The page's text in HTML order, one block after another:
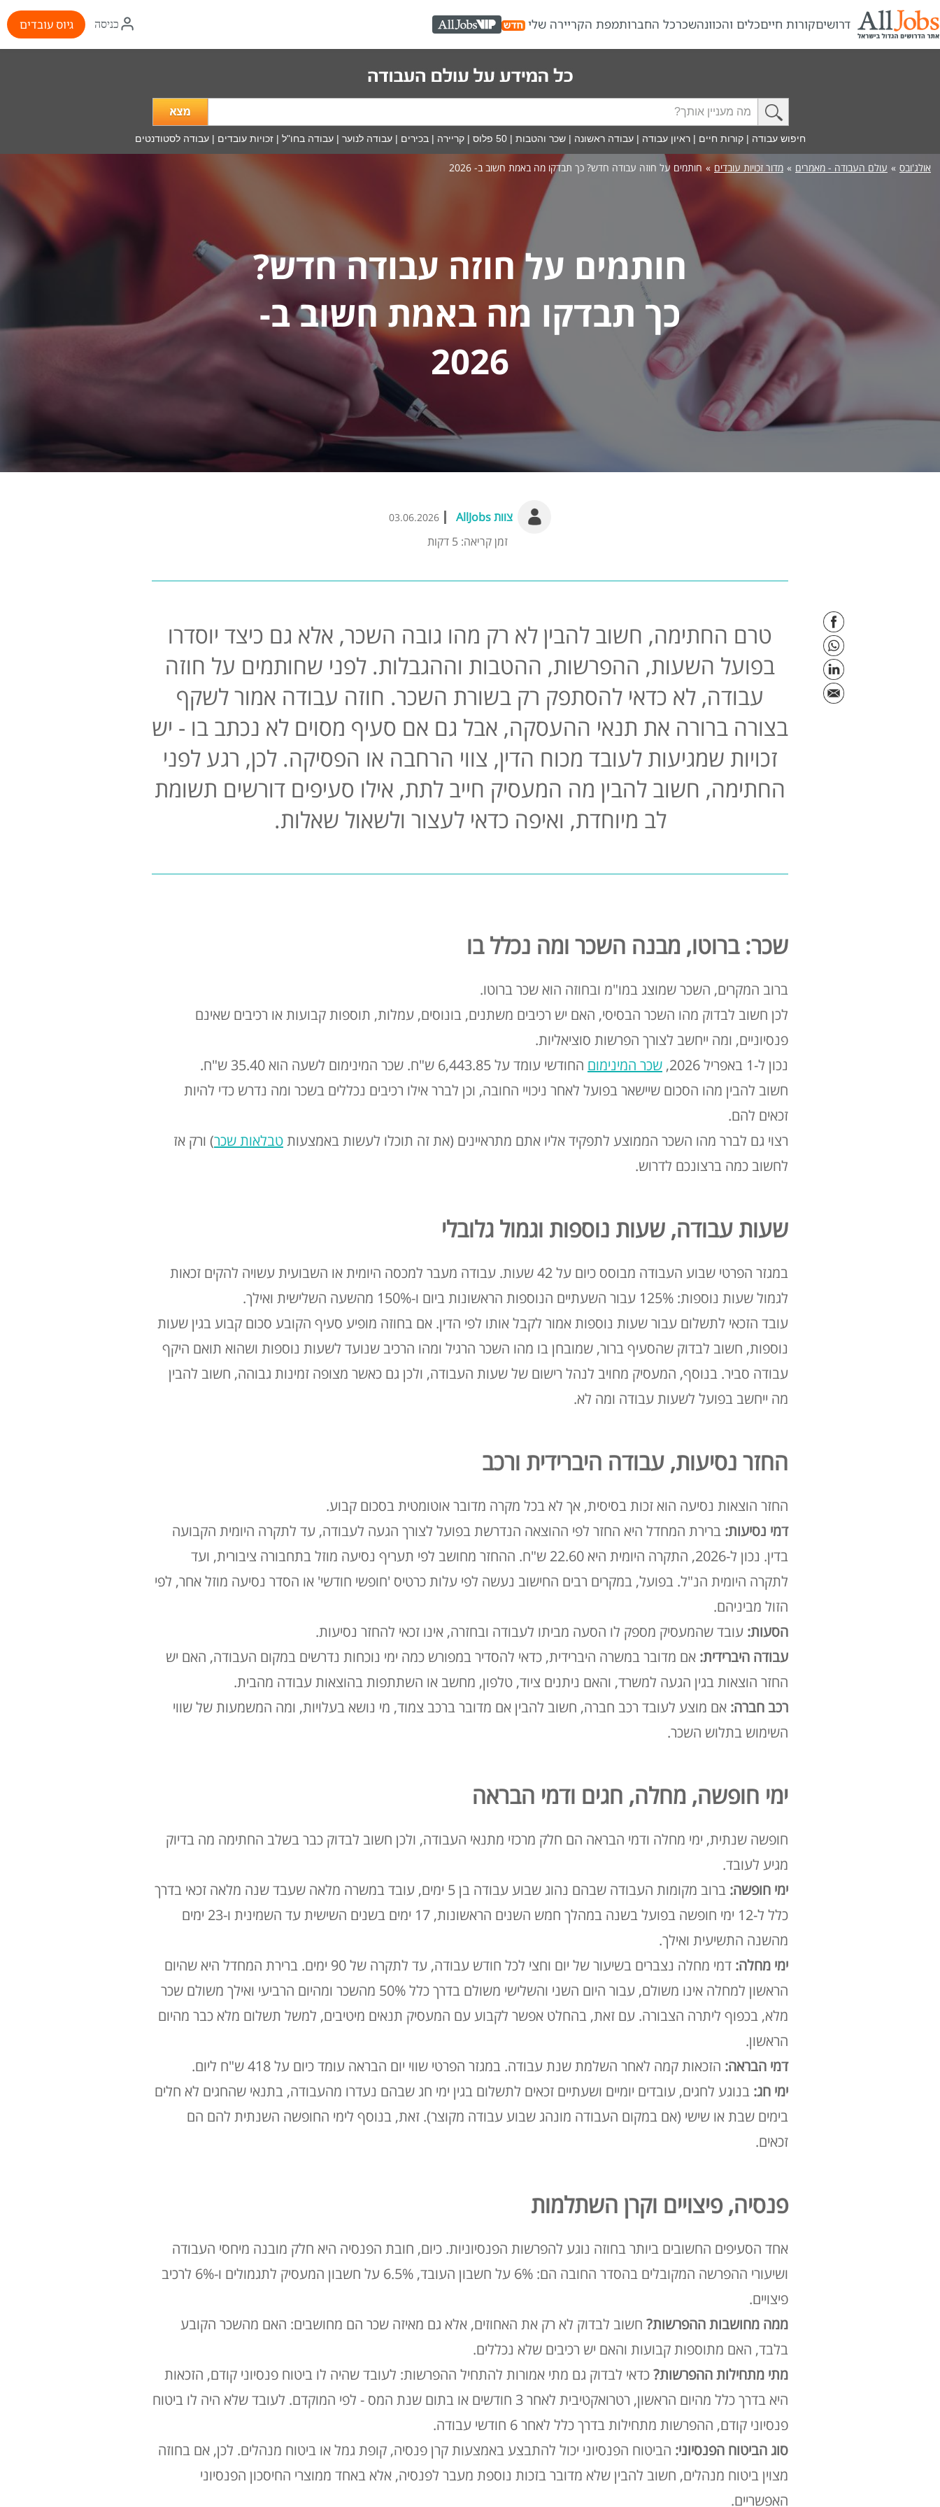
דרושיםקורות חייםכלים והכוונהשכרכל החברותמפת הקריירה שלי AllJobs VIP
איקון
התחברות
כניסה גיוס עובדים
אותך?
חיפוש עבודה |קורות חיים |ראיון עבודה |עבודה ראשונה |שכר והטבות |50 פלוס |קריירה |בכירים |עבודה לנוער |עבודה בחו"ל |זכויות עובדים |עבודה לסטודנטים
אולג'ובס » עולם העבודה - מאמרים » מדור זכויות עובדים » חותמים על חוזה עבודה חדש? כך תבדקו מה באמת חשוב ב- 2026
חותמים על חוזה עבודה חדש?
כך תבדקו מה באמת חשוב ב-
2026
צוות AllJobs 03.06.2026
זמן קריאה: 5 דקות
טרם החתימה, חשוב להבין לא רק מהו גובה השכר, אלא גם כיצד יוסדרו
בפועל השעות, ההפרשות, ההטבות וההגבלות. לפני שחותמים על חוזה
עבודה, לא כדאי להסתפק רק בשורת השכר. חוזה עבודה אמור לשקף
בצורה ברורה את תנאי ההעסקה, אבל גם אם סעיף מסוים לא נכתב בו - יש
זכויות שמגיעות לעובד מכוח הדין, צווי הרחבה או הפסיקה. לכן, רגע לפני
החתימה, חשוב להבין מה המעסיק חייב לתת, אילו סעיפים דורשים תשומת
לב מיוחדת, ואיפה כדאי לעצור ולשאול שאלות.
שכר: ברוטו, מבנה השכר ומה נכלל בו
ברוב המקרים, השכר שמוצג במו"מ ובחוזה הוא שכר ברוטו.
לכן חשוב לבדוק מהו השכר הבסיסי, האם יש רכיבים משתנים, בונוסים, עמלות, תוספות קבועות או רכיבים שאינם
פנסיוניים, ומה ייחשב לצורך הפרשות סוציאליות.
נכון ל-1 באפריל 2026,
שכר המינימום החודשי עומד על 6,443.85 ש"ח . שכר המינימום לשעה הוא 35.40 ש"ח
.
חשוב להבין מהו הסכום שיישאר בפועל לאחר ניכויי החובה, וכן לברר אילו רכיבים נכללים בשכר ומה נדרש כדי להיות
זכאים להם.
רצוי גם לברר מהו השכר הממוצע לתפקיד אליו אתם מתראיינים (את זה תוכלו לעשות באמצעותטבלאות שכר) ורק אז
לחשוב כמה ברצונכם לדרוש.
שעות עבודה, שעות נוספות וגמול גלובלי
במגזר הפרטי שבוע העבודה מבוסס כיום על 42 שעות
. עבודה מעבר למכסה היומית או השבועית עשויה להקים זכאות
לגמול שעות נוספות: 125% עבור השעתיים הנוספות הראשונות ביום ו-150% מהשעה השלישית ואילך
.
עובד הזכאי לתשלום עבור שעות נוספות אמור לקבל אותו לפי הדין. אם בחוזה מופיע סעיף הקובע סכום קבוע בגין שעות
נוספות, חשוב לבדוק שהסעיף ברור, שמובחן בו מהו השכר הרגיל ומהו הרכיב שנועד לשעות נוספות ושהוא תואם היקף
עבודה סביר. בנוסף, המעסיק מחויב לנהל רישום של שעות העבודה, ולכן גם כאשר מצופה זמינות גבוהה, חשוב להבין
מה ייחשב בפועל לשעות עבודה ומה לא.
החזר נסיעות, עבודה היברידית ורכב
החזר הוצאות נסיעה הוא זכות בסיסית, אך לא בכל מקרה מדובר אוטומטית בסכום קבוע.
דמי נסיעות: ברירת המחדל היא החזר לפי ההוצאה הנדרשת בפועל לצורך הגעה לעבודה, עד לתקרה היומית הקבועה
בדין. נכון ל-2026, התקרה היומית היא 22.60 ש"ח
. ההחזר מחושב לפי תעריף נסיעה מוזל בתחבורה ציבורית, ועד
לתקרה היומית הנ"ל. בפועל, במקרים רבים החישוב נעשה לפי עלות כרטיס 'חופשי חודשי' או הסדר נסיעה מוזל אחר, לפי
הזול מביניהם.
הסעות: עובד שהמעסיק מספק לו הסעה מביתו לעבודה ובחזרה, אינו זכאי להחזר נסיעות.
עבודה היברידית: אם מדובר במשרה היברידית, כדאי להסדיר במפורש כמה ימי נוכחות נדרשים במקום העבודה, האם יש
החזר הוצאות בגין הגעה למשרד, והאם ניתנים ציוד, טלפון, מחשב או השתתפות בהוצאות עבודה מהבית.
רכב חברה: אם מוצע לעובד רכב חברה, חשוב להבין אם מדובר ברכב צמוד, מי נושא בעלויות, ומה המשמעות של שווי
השימוש בתלוש השכר.
ימי חופשה, מחלה, חגים ודמי הבראה
חופשה שנתית, ימי מחלה ודמי הבראה הם חלק מרכזי מתנאי העבודה, ולכן חשוב לבדוק כבר בשלב החתימה מה בדיוק
מגיע לעובד.
ימי חופשה:
ברוב מקומות העבודה שבהם נהוג שבוע עבודה בן 5 ימים, עובד במשרה מלאה שעבד שנה מלאה זכאי בדרך
כלל ל-12 ימי חופשה בפועל בשנה במהלך חמש השנים הראשונות, 17 ימים בשנים השישית עד השמינית ו-23 ימים
מהשנה התשיעית ואילך.
ימי מחלה: דמי מחלה נצברים בשיעור של יום וחצי לכל חודש עבודה, עד לתקרה של 90 ימים
. ברירת המחדל היא שהיום
הראשון למחלה אינו משולם, עבור היום השני והשלישי משולם בדרך כלל 50% מהשכר ומהיום הרביעי ואילך משולם שכר
מלא, בכפוף ליתרה הצבורה. עם זאת, בהחלט אפשר לקבוע עם המעסיק תנאים מיטיבים, למשל תשלום מלא כבר מהיום
הראשון.
דמי הבראה: הזכאות קמה לאחר השלמת שנת עבודה. במגזר הפרטי שווי יום הבראה עומד כיום על 418 ש"ח ליום
.
ימי חג: בנוגע לחגים, עובדים יומיים ושעתיים זכאים לתשלום בגין ימי חג שבהם נעדרו מהעבודה, בתנאי שהחגים לא חלים
בימים שבת או שישי (אם במקום העבודה מונהג שבוע עבודה מקוצר). זאת, בנוסף לימי החופשה השנתית להם הם
זכאים.
פנסיה, פיצויים וקרן השתלמות
אחד הסעיפים החשובים ביותר בחוזה נוגע להפרשות הפנסיוניות. כיום, חובת הפנסיה היא חלק מובנה מיחסי העבודה
ושיעורי ההפרשה המקובלים בהסדר החובה הם: 6% על חשבון העובד, 6.5% על חשבון המעסיק לתגמולים ו-6% לרכיב
פיצויים.
ממה מחושבות ההפרשות? חשוב לבדוק לא רק את האחוזים, אלא גם מאיזה שכר הם מחושבים: האם מהשכר הקובע
בלבד, האם מתוספות קבועות והאם יש רכיבים שלא נכללים.
מתי מתחילות ההפרשות?כדאי לבדוק גם מתי אמורות להתחיל ההפרשות: לעובד שהיה לו ביטוח פנסיוני קודם, הזכאות
היא בדרך כלל מהיום הראשון, רטרואקטיבית לאחר 3 חודשים או בתום שנת המס - לפי המוקדם
. לעובד שלא היה לו ביטוח
פנסיוני קודם, ההפרשות מתחילות בדרך כלל לאחר 6 חודשי עבודה
.
סוג הביטוח הפנסיוני: הביטוח הפנסיוני יכול להתבצע באמצעות קרן פנסיה, קופת גמל או ביטוח מנהלים. לכן, אם בחוזה
מצוין ביטוח מנהלים, חשוב להבין שלא מדובר בזכות נוספת מעבר לפנסיה, אלא באחד ממוצרי החיסכון הפנסיוני
האפשריים.